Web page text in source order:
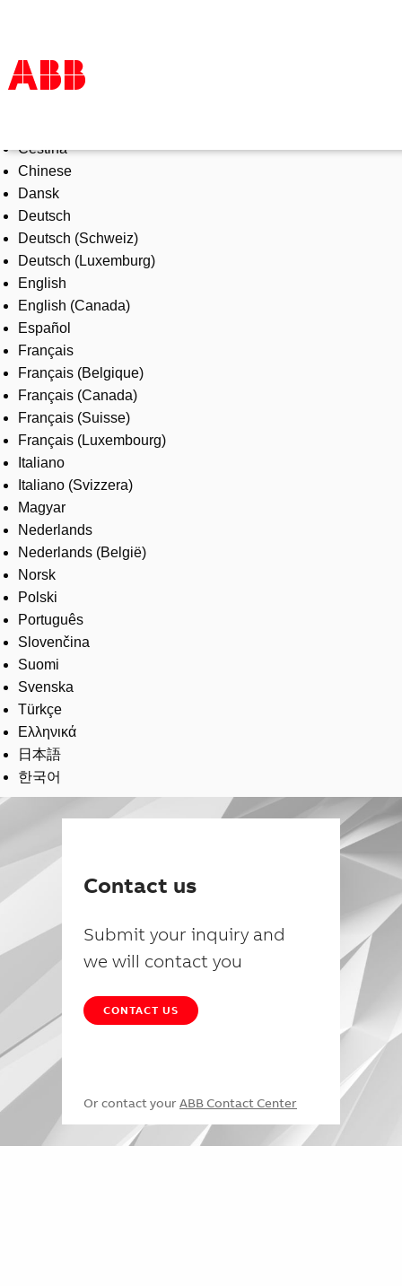
Products & Solutions
Industries
Services
About us
Where to buy
Contact us
Careers
Čeština
Chinese
Dansk
Deutsch
Deutsch (Schweiz)
Deutsch (Luxemburg)
English
English (Canada)
Español
Français
Français (Belgique)
Français (Canada)
Français (Suisse)
Français (Luxembourg)
Italiano
Italiano (Svizzera)
Magyar
Nederlands
Nederlands (België)
Norsk
Polski
Português
Slovenčina
Suomi
Svenska
Türkçe
Ελληνικά
日本語
한국어
Contact us
Submit your inquiry and
we will contact you
CONTACT US
Or contact your ABB Contact Center